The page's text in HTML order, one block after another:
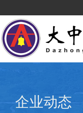
企业动态